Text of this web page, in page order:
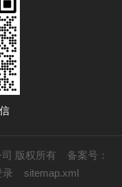
司 版权所有 备案号：
录 sitemap.xml